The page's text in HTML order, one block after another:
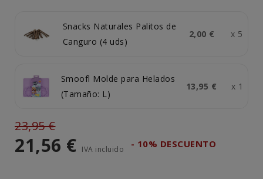
Snacks Naturales Palitos de
Canguro (4 uds)
2,00 € x 5
Smoofl Molde para Helados
(Tamaño: L)
13,95 € x 1
23,95 €
21,56 € IVA incluido - 10% DESCUENTO